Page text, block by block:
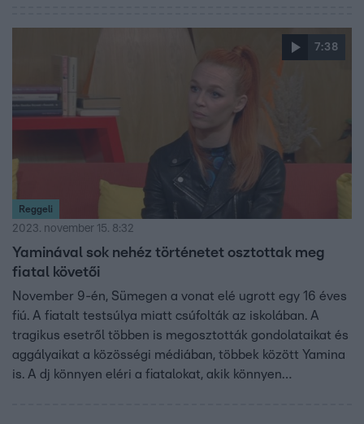
7:38
Reggeli
2023. november 15. 8:32
Yaminával sok nehéz történetet osztottak meg
fiatal követői
November 9-én, Sümegen a vonat elé ugrott egy 16 éves
fiú. A fiatalt testsúlya miatt csúfolták az iskolában. A
tragikus esetről többen is megosztották gondolataikat és
aggályaikat a közösségi médiában, többek között Yamina
is. A dj könnyen eléri a fiatalokat, akik könnyen